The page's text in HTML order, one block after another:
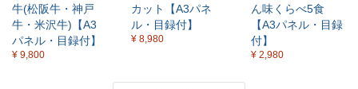
牛(松阪牛・神戸
牛・米沢牛)【A3
パネル・目録付】
¥ 9,800
カット【A3パネ
ル・目録付】
¥ 8,980
ん味くらべ5食
【A3パネル・目録
付】
¥ 2,980